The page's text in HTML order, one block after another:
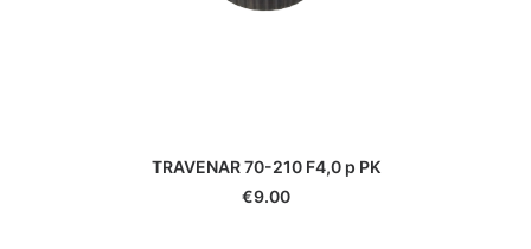
TRAVENAR 70-210 F4,0 p PK
€9.00